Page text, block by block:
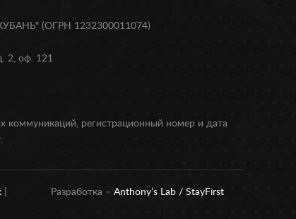
(ОГРН 1232300011074)
2, оф. 121
коммуникаций, регистрационный номер и дата
Разработка – Anthony’s Lab / StayFirst